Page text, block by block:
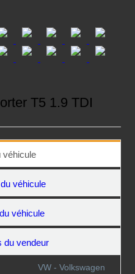
T5 1.9 TDI
véhicule
véhicule
véhicule
du vendeur
VW - Volkswagen